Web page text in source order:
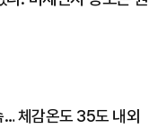
체감온도 35도 내외